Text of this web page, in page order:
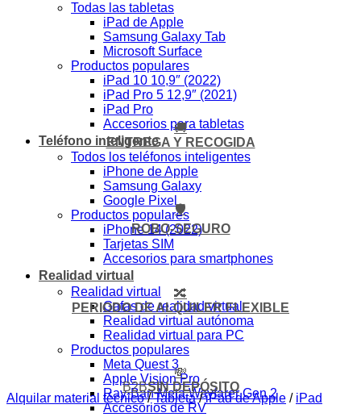
Todas las tabletas
iPad de Apple
Samsung Galaxy Tab
Microsoft Surface
Productos populares
iPad 10 10,9″ (2022)
iPad Pro 5 12,9″ (2021)
iPad Pro
Accesorios para tabletas
Teléfono inteligente
Todos los teléfonos inteligentes
iPhone de Apple
Samsung Galaxy
Google Pixel
Productos populares
iPhone 14 (2022)
Tarjetas SIM
Accesorios para smartphones
Realidad virtual
Realidad virtual
Gafas de realidad virtual
Realidad virtual autónoma
Realidad virtual para PC
Productos populares
Meta Quest 3
Apple Vision Pro
Ray-Ban Meta Wayfarer Gen 2
Accesorios de RV
🚚
ENTREGA Y RECOGIDA
🛡️
ROBO-SEGURO
🔀
PERIODO DE ALQUILER FLEXIBLE
💸
B2BSIN DEPÓSITO
Alquilar material técnico / Tableta / iPad de Apple / iPad